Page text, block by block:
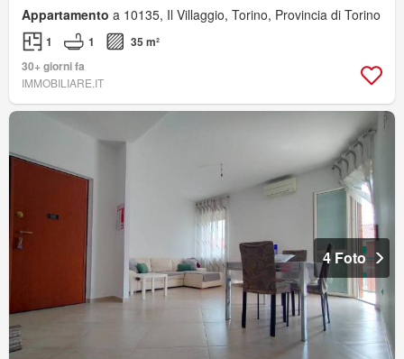
Appartamento a 10135, Il Villaggio, Torino, Provincia di Torino
1 1
35 m²
30+ giorni fa
IMMOBILIARE.IT
4 Foto